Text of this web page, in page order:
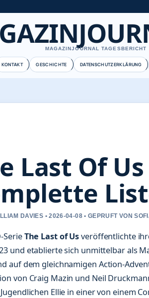
MAGAZINJOURNAL TAGESBERICHT
KONTAKT GESCHICHTE DATENSCHUTZERKLÄRUNG
Last Of
DAVIES • 2026-04-08 • GEPRUFT VON
SerieThe Last of Usveröffentlichte
und etablierte sich unmittelbar als
auf dem gleichnamigen Action-
von Craig Mazin und Neil
Ellie in einer von einem